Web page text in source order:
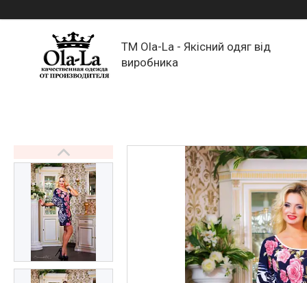
TM Ola-La - Якісний одяг від
виробника